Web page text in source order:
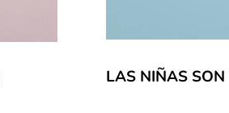
LAS NIÑAS SON